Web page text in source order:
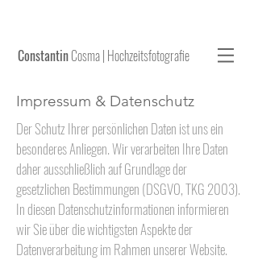
ConstantinCosma | Hochzeitsfotografie
Der Schutz Ihrer persönlichen Daten ist uns ein
besonderes Anliegen. Wir verarbeiten Ihre Daten
daher ausschließlich auf Grundlage der
gesetzlichen Bestimmungen (DSGVO, TKG 2003).
In diesen Datenschutzinformationen informieren
wir Sie über die wichtigsten Aspekte der
Datenverarbeitung im Rahmen unserer Website.
Impressum & Datenschutz